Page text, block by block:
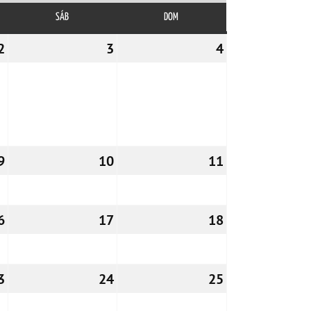
SÁBSÁBADO DOM
3 404/12/2022
09/12/2022 1010/12/2022 11
16/12/2022 1717/12/2022 1818/12/2022
2424/12/2022 25